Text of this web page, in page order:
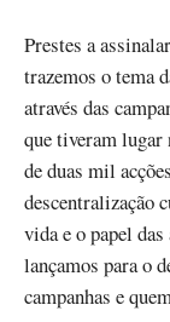
Prestes a
trazemos o tema
através das
que tiveram
de duas mil
descentralização
vida e o papel
lançamos para o
campanhas e